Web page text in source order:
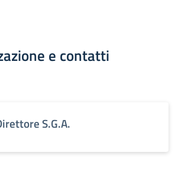
e contatti
S.G.A.